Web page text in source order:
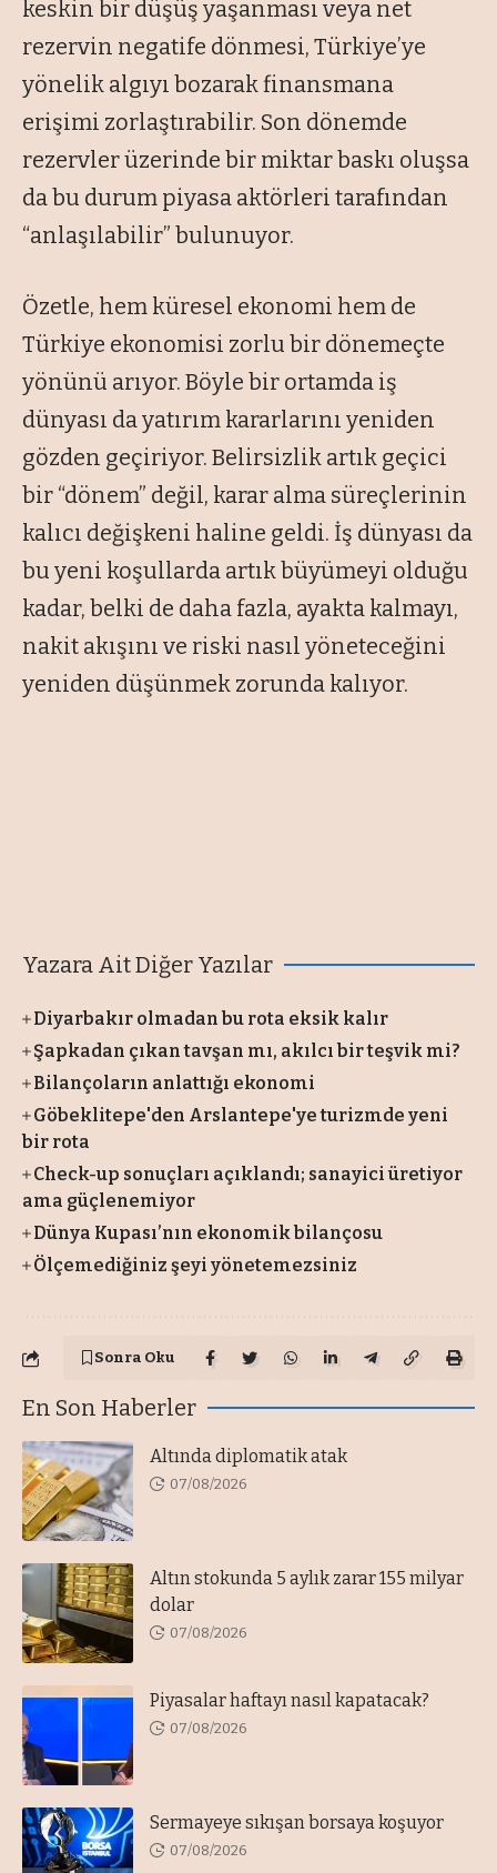
keskin bir düşüş yaşanması veya net
rezervin negatife dönmesi, Türkiye’ye
yönelik algıyı bozarak finansmana
erişimi zorlaştırabilir. Son dönemde
rezervler üzerinde bir miktar baskı oluşsa
da bu durum piyasa aktörleri tarafından
“anlaşılabilir” bulunuyor.
Özetle, hem küresel ekonomi hem de
Türkiye ekonomisi zorlu bir dönemeçte
yönünü arıyor. Böyle bir ortamda iş
dünyası da yatırım kararlarını yeniden
gözden geçiriyor. Belirsizlik artık geçici
bir “dönem” değil, karar alma süreçlerinin
kalıcı değişkeni haline geldi. İş dünyası da
bu yeni koşullarda artık büyümeyi olduğu
kadar, belki de daha fazla, ayakta kalmayı,
nakit akışını ve riski nasıl yöneteceğini
yeniden düşünmek zorunda kalıyor.
Yazara Ait Diğer Yazılar
Diyarbakır olmadan bu rota eksik kalır
Şapkadan çıkan tavşan mı, akılcı bir teşvik mi?
Bilançoların anlattığı ekonomi
Göbeklitepe'den Arslantepe'ye turizmde yeni
bir rota
Check-up sonuçları açıklandı; sanayici üretiyor
ama güçlenemiyor
Dünya Kupası’nın ekonomik bilançosu
Ölçemediğiniz şeyi yönetemezsiniz
Sonra Oku
En Son Haberler
Altında diplomatik atak
07/08/2026
Altın stokunda 5 aylık zarar 155 milyar
dolar
07/08/2026
Piyasalar haftayı nasıl kapatacak?
07/08/2026
Sermayeye sıkışan borsaya koşuyor
07/08/2026